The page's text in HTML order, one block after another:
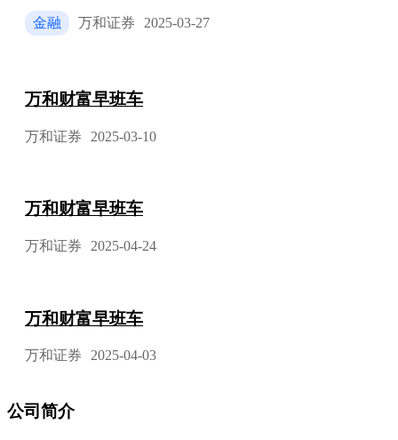
金融 万和证券 2025-03-27
万和财富早班车
万和证券 2025-03-10
万和财富早班车
万和证券 2025-04-24
万和财富早班车
万和证券 2025-04-03
公司简介